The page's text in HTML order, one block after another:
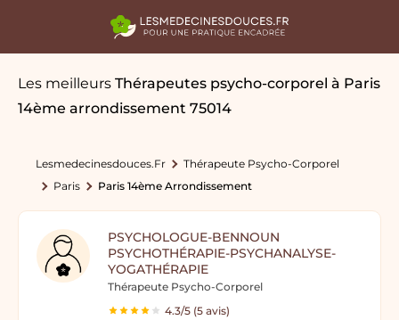
Les meilleurs Thérapeutes psycho-corporel à Paris
14ème arrondissement 75014
Lesmedecinesdouces.fr
Thérapeute Psycho-Corporel
Paris
Paris 14ème Arrondissement
PSYCHOLOGUE-BENNOUN
PSYCHOTHÉRAPIE-PSYCHANALYSE-
YOGATHÉRAPIE
Thérapeute Psycho-Corporel
4.3/5 (5 avis)